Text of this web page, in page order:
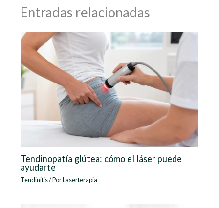
Entradas relacionadas
Tendinopatía glútea: cómo el láser puede
ayudarte
Tendinitis/ PorLaserterapia